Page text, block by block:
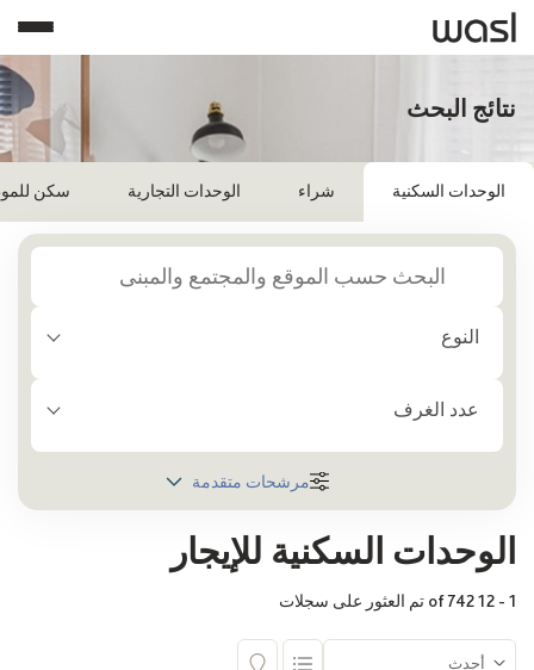
نتائج البحث
الوحدات السكنية شراء الوحدات التجارية سكن
النوع
عدد الغرف
المنطقة
اختر
المجمع السكني
مرشحات متقدمة
الوحدات السكنية للإيجار
1 - 12 of 742 تم العثور على سجلات